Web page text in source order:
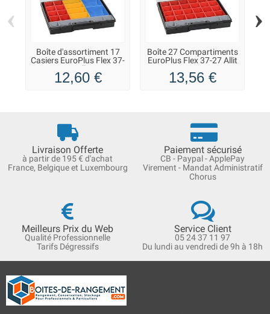
Boîte d'assortiment 17
Casiers EuroPlus Flex 37-
17 Allit
12,60 €
Boîte 27 Compartiments
EuroPlus Flex 37-27 Allit
13,56 €
‹ ›
Livraison Offerte
à partir de 195 € d'achat
France, Belgique et Luxembourg
Paiement sécurisé
CB - Paypal - ApplePay
Virement - Mandat Administratif
Chorus
Meilleurs Prix du Web
Qualité Professionnelle
Tarifs Dégressifs
Service Client
05 24 37 11 97
Du lundi au vendredi de 9h à 18h